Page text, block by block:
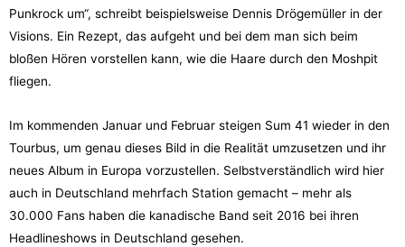
Punkrock um“, schreibt beispielsweise Dennis Drögemüller in der
Visions. Ein Rezept, das aufgeht und bei dem man sich beim
bloßen Hören vorstellen kann, wie die Haare durch den Moshpit
fliegen.
Im kommenden Januar und Februar steigen Sum 41 wieder in den
Tourbus, um genau dieses Bild in die Realität umzusetzen und ihr
neues Album in Europa vorzustellen. Selbstverständlich wird hier
auch in Deutschland mehrfach Station gemacht – mehr als
30.000 Fans haben die kanadische Band seit 2016 bei ihren
Headlineshows in Deutschland gesehen.